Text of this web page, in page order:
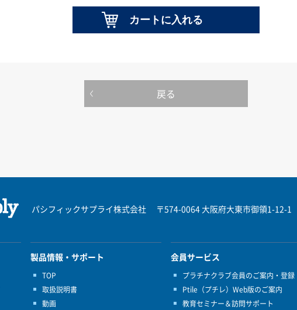
戻る
パシフィックサプライ株式会社 〒574-0064 大阪府大東市御領1-12-1
製品情報・サポート
TOP
取扱説明書
動画
会員サービス
プラチナクラブ会員のご案内・登録
Ptile（プチレ）Web版のご案内
教育セミナー＆訪問サポート